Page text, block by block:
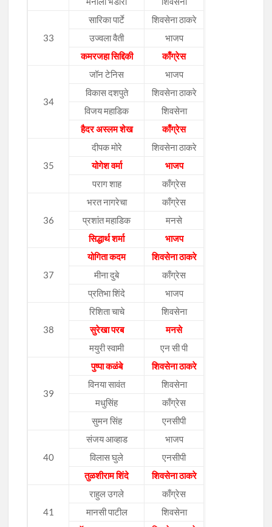
33
सारिका पार्टे
शिवसेना ठाकरे
उज्वला वैती
भाजप
कमरजहा सिद्दिकी
काँग्रेस
34
जॉन टेनिस
भाजप
विकास दशपुते
शिवसेना ठाकरे
विजय महाडिक
शिवसेना
हैदर अस्लम शेख
काँग्रेस
35
दीपक मोरे
शिवसेना ठाकरे
योगेश वर्मा
भाजप
पराग शाह
काँग्रेस
36
भरत नागरेचा
काँग्रेस
प्रशांत महाडिक
मनसे
सिद्धार्थ शर्मा
भाजप
37
योगिता कदम
शिवसेना ठाकरे
मीना दुबे
काँग्रेस
प्रतिभा शिंदे
भाजप
38
रिशिता चाचे
शिवसेना
सुरेखा परब
मनसे
मयुरी स्वामी
एन सी पी
39
पुष्पा कळंबे
शिवसेना ठाकरे
विनया सावंत
शिवसेना
मधुसिंह
काँग्रेस
सुमन सिंह
एनसीपी
40
संजय आव्हाड
भाजप
विलास घुले
एनसीपी
तुळशीराम शिंदे
शिवसेना ठाकरे
41
राहुल उगले
काँग्रेस
मानसी पाटील
शिवसेना